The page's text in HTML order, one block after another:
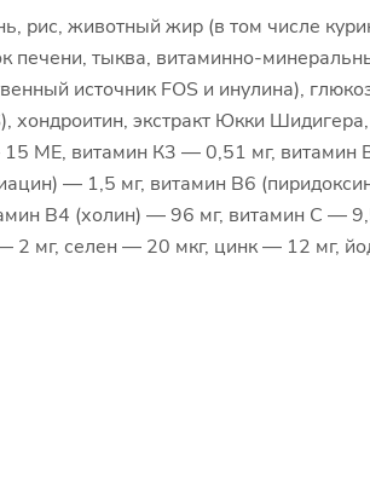
рис, животный жир (в том числе
печени, тыква, витаминно-
источник FOS и инулина),
экстракт Юкки
МЕ, витамин К3 — 0,51 мг, витамин
— 1,5 мг, витамин В6
В4 (холин) — 96 мг, витамин С —
мг, селен — 20 мкг, цинк — 12 мг,